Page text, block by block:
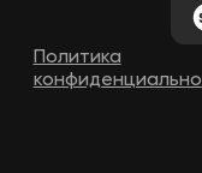
Политика